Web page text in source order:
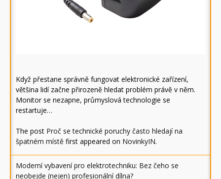
Když přestane správně fungovat elektronické zařízení,
většina lidí začne přirozeně hledat problém právě v něm.
Monitor se nezapne, průmyslová technologie se
restartuje…
The post Proč se technické poruchy často hledají na
špatném místě first appeared on NovinkyIN.
Moderní vybavení pro elektrotechniku: Bez čeho se
neobejde (nejen) profesionální dílna?